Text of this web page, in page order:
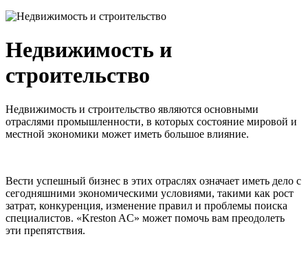
Недвижимость и
строительство
Недвижимость и строительство являются основными
отраслями промышленности, в которых состояние мировой и
местной экономики может иметь большое влияние.
Вести успешный бизнес в этих отраслях означает иметь дело с
сегодняшними экономическими условиями, такими как рост
затрат, конкуренция, изменение правил и проблемы поиска
специалистов. «Kreston AC» может помочь вам преодолеть
эти препятствия.